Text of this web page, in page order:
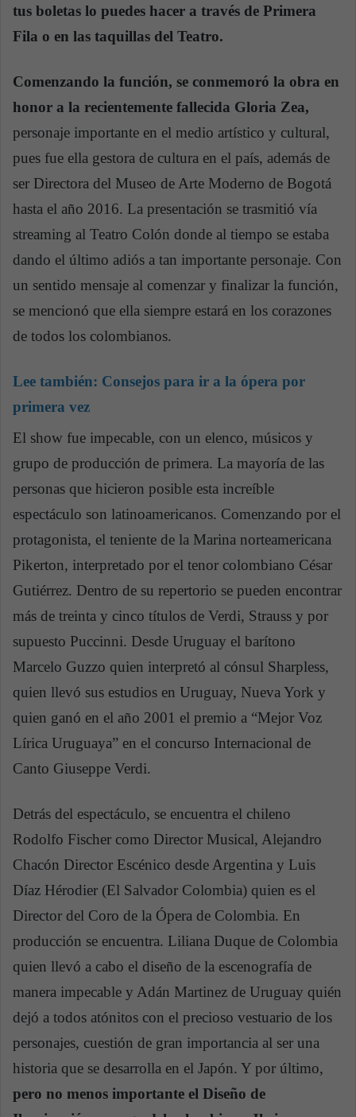
tus boletas lo puedes hacer a través de Primera
Fila o en las taquillas del Teatro.
Comenzando la función, se conmemoró la obra en
honor a la recientemente fallecida Gloria Zea,
personaje importante en el medio artístico y cultural,
pues fue ella gestora de cultura en el país, además de
ser Directora del Museo de Arte Moderno de Bogotá
hasta el año 2016. La presentación se trasmitió vía
streaming al Teatro Colón donde al tiempo se estaba
dando el último adiós a tan importante personaje. Con
un sentido mensaje al comenzar y finalizar la función,
se mencionó que ella siempre estará en los corazones
de todos los colombianos.
Lee también: Consejos para ir a la ópera por
primera vez
El show fue impecable, con un elenco, músicos y
grupo de producción de primera. La mayoría de las
personas que hicieron posible esta increíble
espectáculo son latinoamericanos. Comenzando por el
protagonista, el teniente de la Marina norteamericana
Pikerton, interpretado por el tenor colombiano César
Gutiérrez. Dentro de su repertorio se pueden encontrar
más de treinta y cinco títulos de Verdi, Strauss y por
supuesto Puccinni. Desde Uruguay el barítono
Marcelo Guzzo quien interpretó al cónsul Sharpless,
quien llevó sus estudios en Uruguay, Nueva York y
quien ganó en el año 2001 el premio a “Mejor Voz
Lírica Uruguaya” en el concurso Internacional de
Canto Giuseppe Verdi.
Detrás del espectáculo, se encuentra el chileno
Rodolfo Fischer como Director Musical, Alejandro
Chacón Director Escénico desde Argentina y Luis
Díaz Hérodier (El Salvador Colombia) quien es el
Director del Coro de la Ópera de Colombia. En
producción se encuentra. Liliana Duque de Colombia
quien llevó a cabo el diseño de la escenografía de
manera impecable y Adán Martinez de Uruguay quién
dejó a todos atónitos con el precioso vestuario de los
personajes, cuestión de gran importancia al ser una
historia que se desarrolla en el Japón. Y por último,
pero no menos importante el Diseño de